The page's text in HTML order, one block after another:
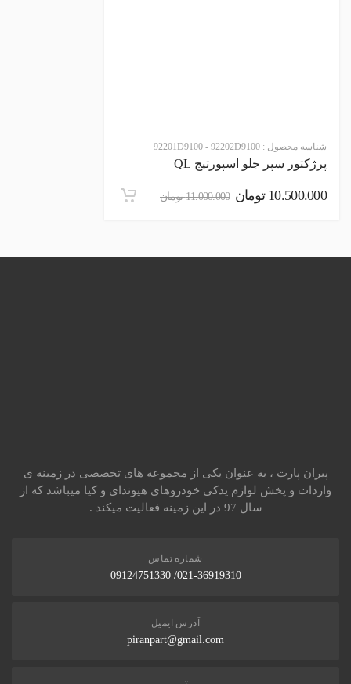
شناسه محصول : 92201D9100 - 92202D9100
پرژکتور سپر جلو اسپورتیج QL
10.500.000 تومان 11.000.000 تومان
پیران پارت ، به عنوان یکی از مجموعه های تخصصی در زمینه ی
واردات و پخش لوازم یدکی خودروهای هیوندای و کیا میباشد که از
سال 97 در این زمینه فعالیت میکند .
شماره تماس
021-36919310/ 09124751330
آدرس ایمیل
piranpart@gmail.com